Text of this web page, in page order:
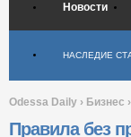
Новости
НАСЛЕДИЕ
Odessa Daily › Бизнес ›
Правила без